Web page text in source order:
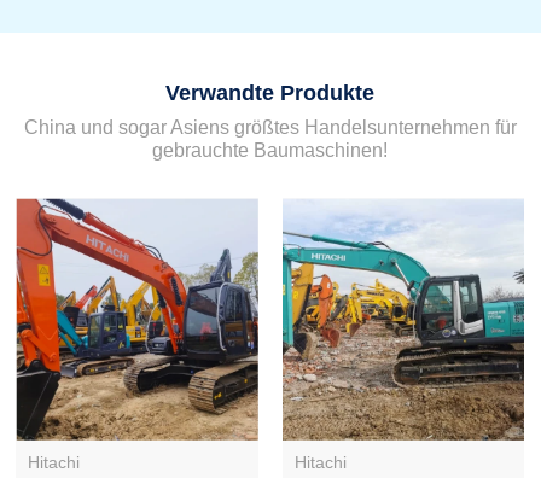
Verwandte Produkte
China und sogar Asiens größtes Handelsunternehmen für
gebrauchte Baumaschinen!
Hitachi Hitachi